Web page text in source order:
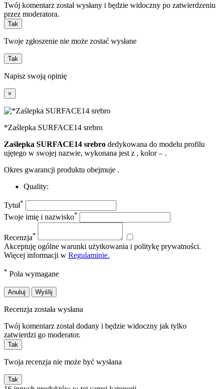
Twój komentarz został wysłany i będzie widoczny po zatwierdzeniu
przez moderatora.
Tak
Twoje zgłoszenie nie może zostać wysłane
Tak
Napisz swoją opinię
×
*Zaślepka SURFACE14 srebro
Zaślepka SURFACE14 srebro dedykowana do modelu profilu
ujętego w swojej nazwie, wykonana jest z , kolor – .
Okres gwarancji produktu obejmuje .
Quality:
Tytuł*
Twoje imię i nazwisko*
Recenzja*
Akceptuję ogólne warunki użytkowania i politykę prywatności.
Więcej informacji w Regulaminie.
* Pola wymagane
Anuluj Wyślij
Recenzja została wysłana
Twój komentarz został dodany i będzie widoczny jak tylko
zatwierdzi go moderator.
Tak
Twoja recenzja nie może być wysłana
Tak